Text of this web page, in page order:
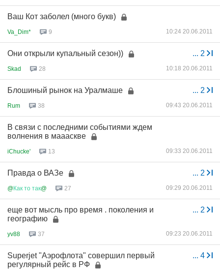
Ваш Кот заболел (много букв)
Va_Dim* 9 10:24 20.06.2011
... 2
Они открыли купальный сезон))
Skad 28 10:18 20.06.2011
... 2
Блошиный рынок на Уралмаше
Rum 38 09:43 20.06.2011
В связи с последними событиями ждем
волнения в маааскве
iChucke' 13 09:33 20.06.2011
... 2
Правда о ВАЗе
@Как то так@ 27 09:29 20.06.2011
... 2
еще вот мысль про время . поколения и
географию
yv88 37 09:23 20.06.2011
... 4
Superjet "Аэрофлота" совершил первый
регулярный рейс в РФ